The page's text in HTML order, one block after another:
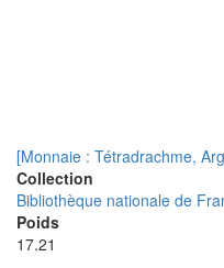
[Monnaie : Tétradrachme,
Collection
Bibliothèque nationale de
Poids
17.21